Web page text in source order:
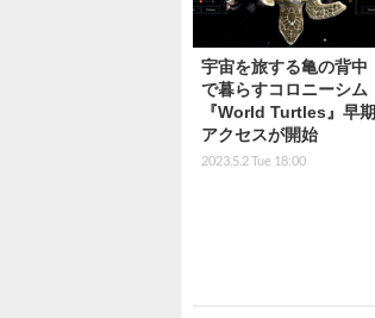
宇宙を旅する亀の背中
で暮らすコロニーシム
『World Turtles』早期
アクセスが開始
2023.5.2 Tue 18:00